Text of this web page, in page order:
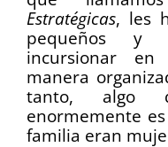
Estratégicas, les
pequeños y
incursionar
manera
tanto, algo
enormemente
familia eran